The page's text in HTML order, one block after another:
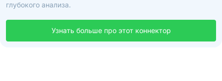
глубокого анализа.
Узнать больше про этот коннектор